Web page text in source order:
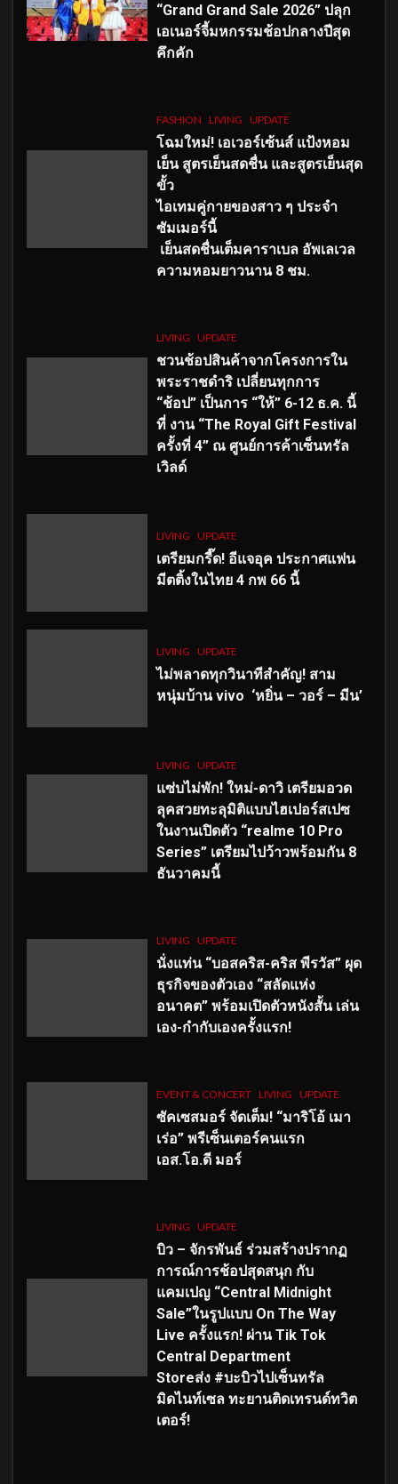
“Grand Grand Sale 2026” ปลุก
เอเนอร์จี้มหกรรมช้อปกลางปีสุด
คึกคัก
FASHION LIVING UPDATE
โฉมใหม่! เอเวอร์เซ้นส์ แป้งหอม
เย็น สูตรเย็นสดชื่น และสูตรเย็นสุด
ขั้ว
ไอเทมคู่กายของสาว ๆ ประจำ
ซัมเมอร์นี้
เย็นสดชื่นเต็มคาราเบล อัพเลเวล
ความหอมยาวนาน 8 ชม.
LIVING UPDATE
ชวนช้อปสินค้าจากโครงการใน
พระราชดำริ เปลี่ยนทุกการ
“ช้อป” เป็นการ “ให้” 6-12 ธ.ค. นี้
ที่ งาน “The Royal Gift Festival
ครั้งที่ 4” ณ ศูนย์การค้าเซ็นทรัล
เวิลด์
LIVING UPDATE
เตรียมกรี๊ด! อีแจอุค ประกาศแฟน
มีตติ้งในไทย 4 กพ 66 นี้
LIVING UPDATE
ไม่พลาดทุกวินาทีสำคัญ! สาม
หนุ่มบ้าน vivo ‘หยิ่น – วอร์ – มีน’
LIVING UPDATE
แซ่บไม่พัก! ใหม่-ดาวิ เตรียมอวด
ลุคสวยทะลุมิติแบบไฮเปอร์สเปซ
ในงานเปิดตัว “realme 10 Pro
Series” เตรียมไปว้าวพร้อมกัน 8
ธันวาคมนี้
LIVING UPDATE
นั่งแท่น “บอสคริส-คริส พีรวัส” ผุด
ธุรกิจของตัวเอง “สลัดแห่ง
อนาคต” พร้อมเปิดตัวหนังสั้น เล่น
เอง-กำกับเองครั้งแรก!
EVENT & CONCERT LIVING UPDATE
ซัคเซสมอร์ จัดเต็ม! “มาริโอ้ เมา
เร่อ” พรีเซ็นเตอร์คนแรก
เอส.โอ.ดี มอร์
LIVING UPDATE
บิว – จักรพันธ์ ร่วมสร้างปรากฏ
การณ์การช้อปสุดสนุก กับ
แคมเปญ “Central Midnight
Sale”ในรูปแบบ On The Way
Live ครั้งแรก! ผ่าน Tik Tok
Central Department
Storeส่ง #บะบิวไปเซ็นทรัล
มิดไนท์เซล ทะยานติดเทรนด์ทวิต
เตอร์!